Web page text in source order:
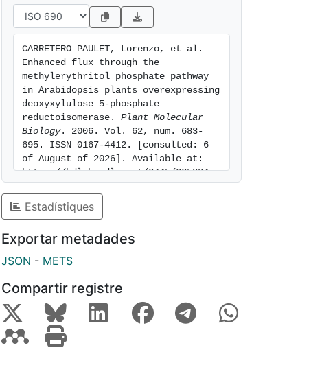
CARRETERO PAULET, Lorenzo, et al.
Enhanced flux through the
methylerythritol phosphate pathway
in Arabidopsis plants overexpressing
deoxyxylulose 5-phosphate
reductoisomerase. Plant Molecular
Biology. 2006. Vol. 62, num. 683-
695. ISSN 0167-4412. [consulted: 6
of August of 2026]. Available at:
https://hdl.handle.net/2445/225884
Estadístiques
Exportar metadades
JSON - METS
Compartir registre